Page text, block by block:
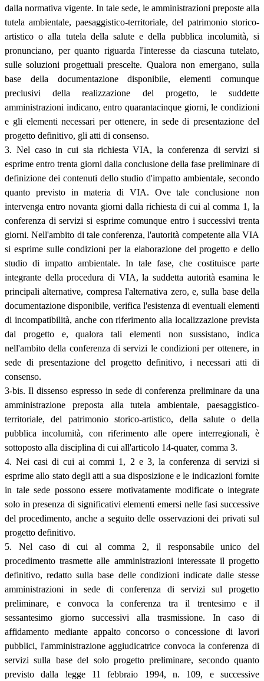
dalla normativa vigente. In tale sede, le amministrazioni preposte alla
tutela ambientale, paesaggistico-territoriale, del patrimonio storico-
artistico o alla tutela della salute e della pubblica incolumità, si
pronunciano, per quanto riguarda l'interesse da ciascuna tutelato,
sulle soluzioni progettuali prescelte. Qualora non emergano, sulla
base della documentazione disponibile, elementi comunque
preclusivi della realizzazione del progetto, le suddette
amministrazioni indicano, entro quarantacinque giorni, le condizioni
e gli elementi necessari per ottenere, in sede di presentazione del
progetto definitivo, gli atti di consenso.
3. Nel caso in cui sia richiesta VIA, la conferenza di servizi si
esprime entro trenta giorni dalla conclusione della fase preliminare di
definizione dei contenuti dello studio d'impatto ambientale, secondo
quanto previsto in materia di VIA. Ove tale conclusione non
intervenga entro novanta giorni dalla richiesta di cui al comma 1, la
conferenza di servizi si esprime comunque entro i successivi trenta
giorni. Nell'ambito di tale conferenza, l'autorità competente alla VIA
si esprime sulle condizioni per la elaborazione del progetto e dello
studio di impatto ambientale. In tale fase, che costituisce parte
integrante della procedura di VIA, la suddetta autorità esamina le
principali alternative, compresa l'alternativa zero, e, sulla base della
documentazione disponibile, verifica l'esistenza di eventuali elementi
di incompatibilità, anche con riferimento alla localizzazione prevista
dal progetto e, qualora tali elementi non sussistano, indica
nell'ambito della conferenza di servizi le condizioni per ottenere, in
sede di presentazione del progetto definitivo, i necessari atti di
consenso.
3-bis. Il dissenso espresso in sede di conferenza preliminare da una
amministrazione preposta alla tutela ambientale, paesaggistico-
territoriale, del patrimonio storico-artistico, della salute o della
pubblica incolumità, con riferimento alle opere interregionali, è
sottoposto alla disciplina di cui all'articolo 14-quater, comma 3.
4. Nei casi di cui ai commi 1, 2 e 3, la conferenza di servizi si
esprime allo stato degli atti a sua disposizione e le indicazioni fornite
in tale sede possono essere motivatamente modificate o integrate
solo in presenza di significativi elementi emersi nelle fasi successive
del procedimento, anche a seguito delle osservazioni dei privati sul
progetto definitivo.
5. Nel caso di cui al comma 2, il responsabile unico del
procedimento trasmette alle amministrazioni interessate il progetto
definitivo, redatto sulla base delle condizioni indicate dalle stesse
amministrazioni in sede di conferenza di servizi sul progetto
preliminare, e convoca la conferenza tra il trentesimo e il
sessantesimo giorno successivi alla trasmissione. In caso di
affidamento mediante appalto concorso o concessione di lavori
pubblici, l'amministrazione aggiudicatrice convoca la conferenza di
servizi sulla base del solo progetto preliminare, secondo quanto
previsto dalla legge 11 febbraio 1994, n. 109, e successive